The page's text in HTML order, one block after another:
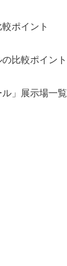
ポイント
比較ポイント
」展示場一覧